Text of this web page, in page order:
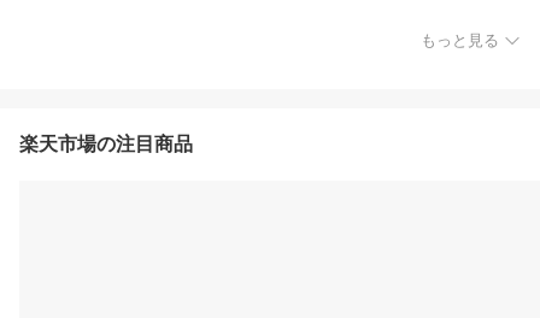
もっと見る
楽天市場の注目商品